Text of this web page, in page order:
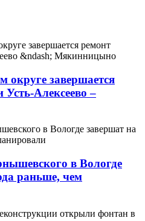
округе завершается
Усть-Алексеево –
в Вологде
раньше, чем